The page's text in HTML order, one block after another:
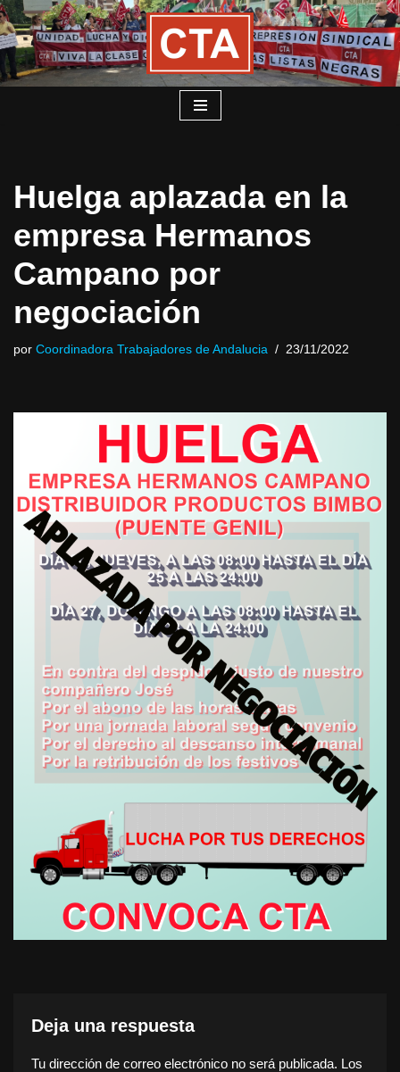
Saltar
al
contenido
Huelga aplazada en la
empresa Hermanos
Campano por
negociación
por Coordinadora Trabajadores de Andalucia 23/11/2022
Deja una respuesta
Tu dirección de correo electrónico no será publicada. Los